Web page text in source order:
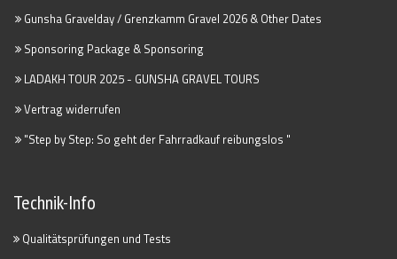
Gunsha Gravelday / Grenzkamm Gravel 2026 & Other Dates
Sponsoring Package & Sponsoring
LADAKH TOUR 2025 - GUNSHA GRAVEL TOURS
Vertrag widerrufen
"Step by Step: So geht der Fahrradkauf reibungslos "
Technik-Info
Qualitätsprüfungen und Tests